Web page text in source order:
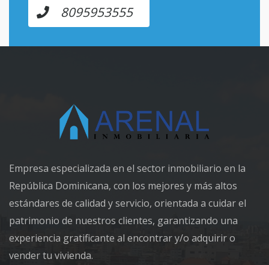
8095953555
Empresa especializada en el sector inmobiliario en la
República Dominicana, con los mejores y más altos
estándares de calidad y servicio, orientada a cuidar el
patrimonio de nuestros clientes, garantizando una
experiencia gratificante al encontrar y/o adquirir o
vender tu vivienda.